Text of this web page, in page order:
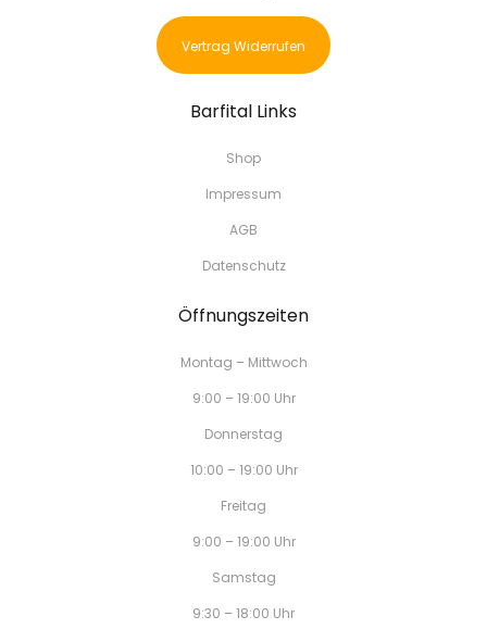
Vertrag Widerrufen
Barfital Links
Shop
Impressum
AGB
Datenschutz
Öffnungszeiten
Montag – Mittwoch
9:00 – 19:00 Uhr
Donnerstag
10:00 – 19:00 Uhr
Freitag
9:00 – 19:00 Uhr
Samstag
9:30 – 18:00 Uhr